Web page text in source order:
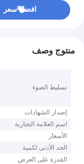
افضل سعر
منتوج وصف
تسليط الضوء
إصدار الشهادات
اسم العلامة التجارية
الأسعار
الحد الأدنى لكمية
القدرة على العرض